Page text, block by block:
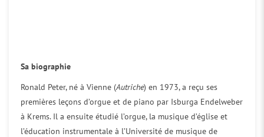
Sa biographie
Ronald Peter, né à Vienne (Autriche) en 1973, a reçu ses
premières leçons d’orgue et de piano par Isburga Endelweber
à Krems. Il a ensuite étudié l’orgue, la musique d’église et
l’éducation instrumentale à l’Université de musique de